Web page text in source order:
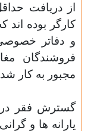
از دریافت
کارگر بوده
و دفاتر
فروشندگان
مجبور به کار
گسترش فقر
یارانه ها و